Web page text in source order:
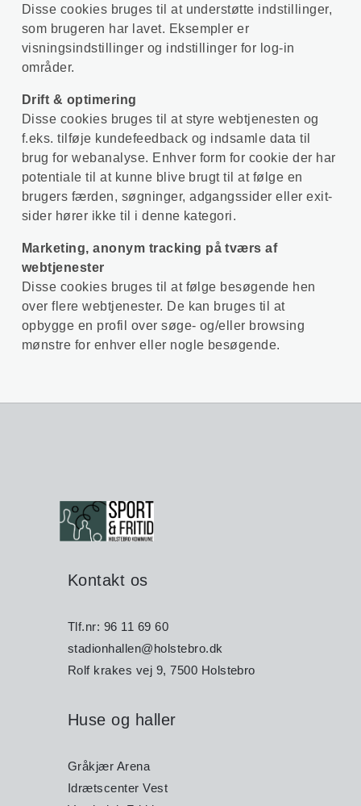
Disse cookies bruges til at understøtte indstillinger,
som brugeren har lavet. Eksempler er
visningsindstillinger og indstillinger for log-in
områder.
Drift & optimering
Disse cookies bruges til at styre webtjenesten og
f.eks. tilføje kundefeedback og indsamle data til
brug for webanalyse. Enhver form for cookie der har
potentiale til at kunne blive brugt til at følge en
brugers færden, søgninger, adgangssider eller exit-
sider hører ikke til i denne kategori.
Marketing, anonym tracking på tværs af
webtjenester
Disse cookies bruges til at følge besøgende hen
over flere webtjenester. De kan bruges til at
opbygge en profil over søge- og/eller browsing
mønstre for enhver eller nogle besøgende.
Kontakt os
Tlf.nr: 96 11 69 60
stadionhallen@holstebro.dk
Rolf krakes vej 9, 7500 Holstebro
Huse og haller
Gråkjær Arena
Idrætscenter Vest